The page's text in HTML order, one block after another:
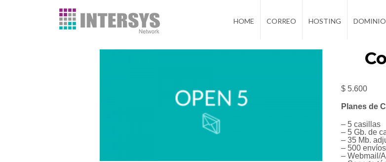
HOME CORREO HOSTING
$5.600
Planes de
– 5 casillas
– 5 Gb. de
– 35 Mb.
– 500
– Webmail/